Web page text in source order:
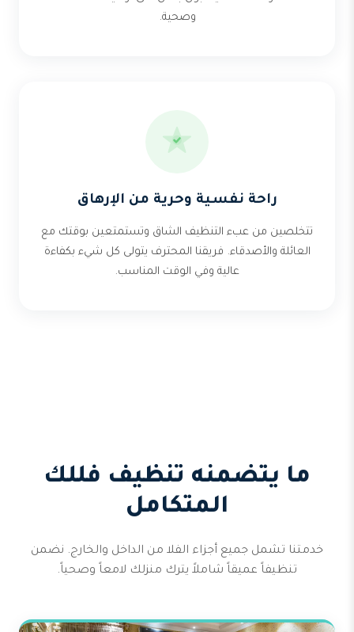
وصحية.
راحة نفسية وحرية من الإرهاق
تتخلصين من عبء التنظيف الشاق وتستمتعين بوقتك مع
العائلة والأصدقاء. فريقنا المحترف يتولى كل شيء بكفاءة
عالية وفي الوقت المناسب.
ما يتضمنه تنظيف فللك
المتكامل
خدمتنا تشمل جميع أجزاء الفلا من الداخل والخارج. نضمن
تنظيفاً عميقاً شاملاً يترك منزلك لامعاً وصحياً.